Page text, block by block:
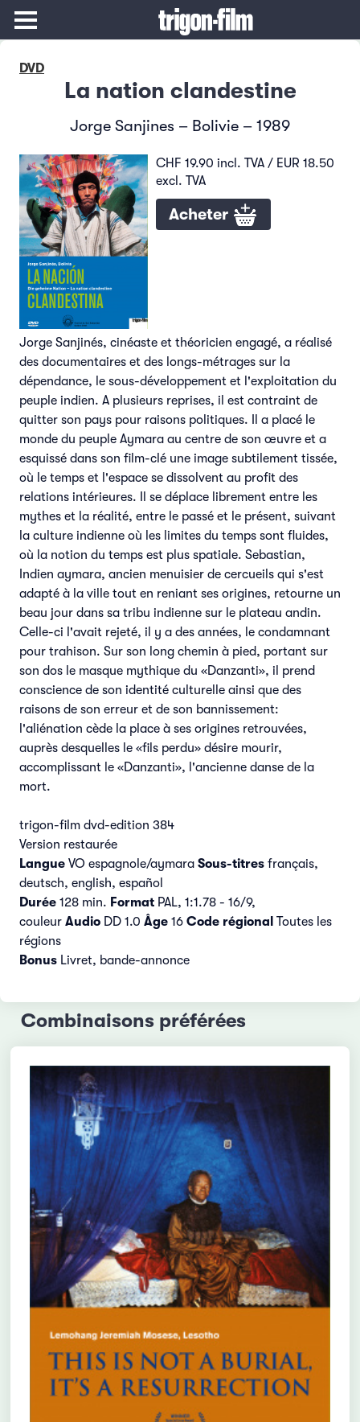
DVD
La nation clandestine
Jorge Sanjines – Bolivie – 1989
CHF 19.90 incl. TVA / EUR 18.50
excl. TVA
Acheter
Jorge Sanjinés, cinéaste et théoricien engagé, a réalisé
des documentaires et des longs-métrages sur la
dépendance, le sous-développement et l'exploitation du
peuple indien. A plusieurs reprises, il est contraint de
quitter son pays pour raisons politiques. Il a placé le
monde du peuple Aymara au centre de son œuvre et a
esquissé dans son film-clé une image subtilement tissée,
où le temps et l'espace se dissolvent au profit des
relations intérieures. Il se déplace librement entre les
mythes et la réalité, entre le passé et le présent, suivant
la culture indienne où les limites du temps sont fluides,
où la notion du temps est plus spatiale. Sebastian,
Indien aymara, ancien menuisier de cercueils qui s'est
adapté à la ville tout en reniant ses origines, retourne un
beau jour dans sa tribu indienne sur le plateau andin.
Celle-ci l'avait rejeté, il y a des années, le condamnant
pour trahison. Sur son long chemin à pied, portant sur
son dos le masque mythique du «Danzanti», il prend
conscience de son identité culturelle ainsi que des
raisons de son erreur et de son bannissement:
l'aliénation cède la place à ses origines retrouvées,
auprès desquelles le «fils perdu» désire mourir,
accomplissant le «Danzanti», l'ancienne danse de la
mort.
trigon-film dvd-edition 384
Version restaurée
Langue VO espagnole/aymara Sous-titres français,
deutsch, english, español
Durée 128 min. Format PAL, 1:1.78 - 16/9,
couleur Audio DD 1.0 Âge 16 Code régional Toutes les
régions
Bonus Livret, bande-annonce
Combinaisons préférées